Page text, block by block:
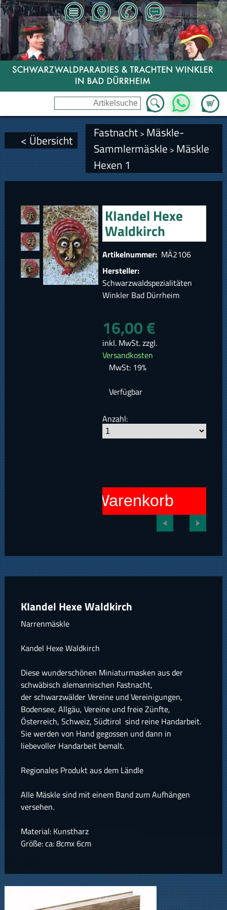
Zum
WhatsApp
< Übersicht Fastnacht> Mäskle-
Sammlermäskle > Mäskle
Hexen 1
KIandel Hexe
Waldkirch
Artikelnummer: MÄ2106
Hersteller:
Schwarzwaldspezialitäten
Winkler Bad Dürrheim
16,00 €
inkl. MwSt. zzgl.
Versandkosten
MwSt: 19%
Verfügbar
Anzahl:
In den Warenkorb
KIandel Hexe Waldkirch
Narrenmäskle
Kandel Hexe Waldkirch
Diese wunderschönen Miniaturmasken aus der
schwäbisch alemannischen Fastnacht,
der schwarzwälder Vereine und Vereinigungen,
Bodensee, Allgäu, Vereine und freie Zünfte,
Österreich, Schweiz, Südtirol sind reine Handarbeit.
Sie werden von Hand gegossen und dann in
liebevoller Handarbeit bemalt.
Regionales Produkt aus dem Ländle
Alle Mäskle sind mit einem Band zum Aufhängen
versehen.
Material: Kunstharz
Größe: ca: 8cmx 6cm